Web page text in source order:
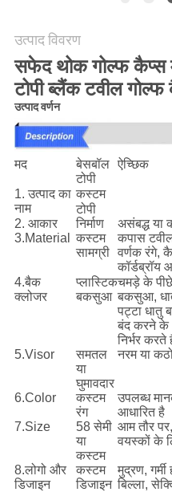
उत्पाद विवरण
सफेद थोक गोल्फ कैप्स
टोपी ब्लैंक टवील
उत्पाद वर्णन
मद
बेसबॉल
टोपी
ऐच्छिक
1. उत्पाद का
नाम
कस्टम
टोपी
2. आकार निर्माण
असंबद्ध या
3.Material
कस्टम
सामग्री
कपास
वर्णक रंगे,
कॉर्डब्रॉय
4.बैक
क्लोजर
प्लास्टिक
बकसुआ
चमड़े के
बकसुआ,
पट्टा
बंद करने के
निर्भर करते
5.Visor
समतल
या
घुमावदार
नरम या
6.Color
कस्टम
रंग
उपलब्ध
आधारित है
7.Size
58 सेमी
या
कस्टम
आम तौर
वयस्कों के
8.लोगो और
डिजाइन
कस्टम
डिजाइन
मुद्रण,
बिल्ला,